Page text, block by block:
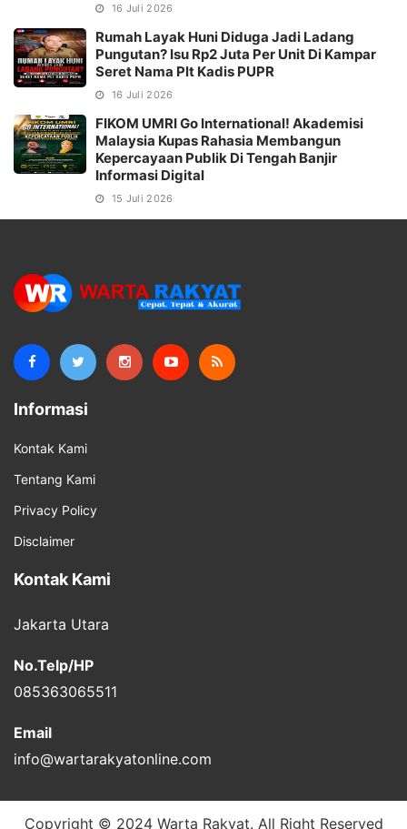
16 Juli 2026
Rumah Layak Huni Diduga Jadi Ladang
Pungutan? Isu Rp2 Juta Per Unit Di Kampar
Seret Nama Plt Kadis PUPR
16 Juli 2026
FIKOM UMRI Go International! Akademisi
Malaysia Kupas Rahasia Membangun
Kepercayaan Publik Di Tengah Banjir
Informasi Digital
15 Juli 2026
Informasi
Kontak Kami
Tentang Kami
Privacy Policy
Disclaimer
Kontak Kami
Jakarta Utara
No.Telp/HP
085363065511
Email
info@wartarakyatonline.com
Copyright © 2024 Warta Rakyat. All Right Reserved